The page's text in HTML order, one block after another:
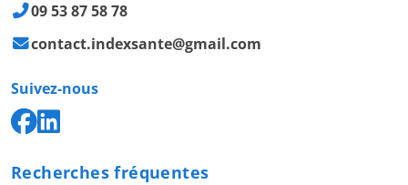
09 53 87 58 78
contact.indexsante@gmail.com
Suivez-nous
Recherches fréquentes